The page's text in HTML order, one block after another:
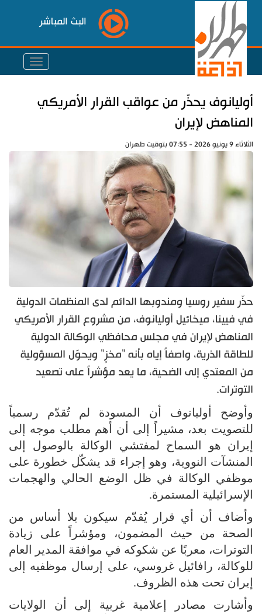
البث المباشر
أوليانوف يحذّر من عواقب القرار الأمريكي
المناهض لإيران
الثلاثاء 9 يونيو 2026 - 07:55 بتوقيت طهران
حذّر سفير روسيا ومندوبها الدائم لدى المنظمات الدولية
في فيينا، ميخائيل أوليانوف، من مشروع القرار الأمريكي
المناهض لإيران في مجلس محافظي الوكالة الدولية
للطاقة الذرية، واصفاً إياه بأنه "مخزٍ" ويحوّل المسؤولية
من المعتدي إلى الضحية، ما يعد مؤشراً على تصعيد
التوترات.
وأوضح أوليانوف أن المسودة لم تُقدّم رسمياً
للتصويت بعد، مشيراً إلى أن أهم مطلب موجه إلى
إيران هو السماح لمفتشي الوكالة بالوصول إلى
المنشآت النووية، وهو إجراء قد يشكّل خطورة على
موظفي الوكالة في ظل الوضع الحالي والهجمات
الإسرائيلية المستمرة.
وأضاف أن أي قرار يُقدّم سيكون بلا أساس من
الصحة من حيث المضمون، ومؤشراً على زيادة
التوترات، معربًا عن شكوكه في موافقة المدير العام
للوكالة، رافائيل غروسي، على إرسال موظفيه إلى
إيران تحت هذه الظروف.
وأشارت مصادر إعلامية غربية إلى أن الولايات